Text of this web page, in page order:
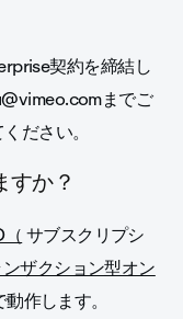
契約を締結し
までご
ださい。
すか？
サブスクリプシ
ザクション型オン
作します。